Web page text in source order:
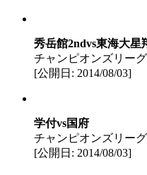
秀岳館2ndvs東海大星
チャンピオンズリー
[公開日: 2014/08/03]
学付vs国府
チャンピオンズリー
[公開日: 2014/08/03]